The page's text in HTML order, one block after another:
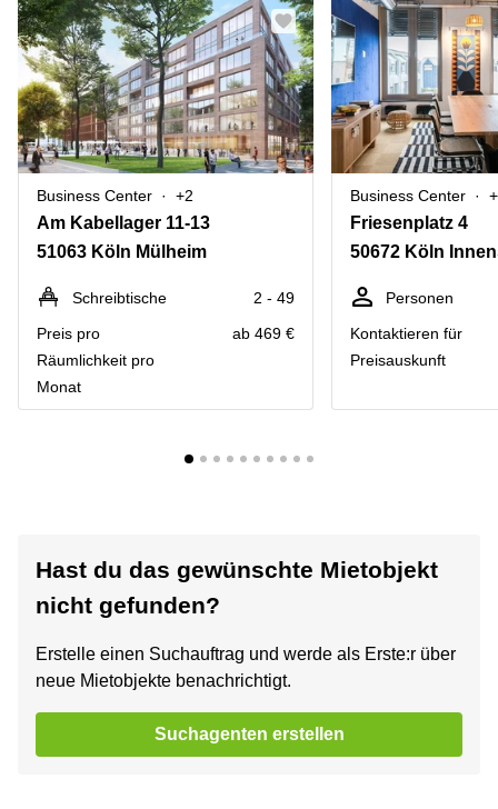
Business Center +2
Am Kabellager 11-13
51063 Köln Mülheim
Schreibtische
2 - 49
Preis pro
Räumlichkeit pro
Monat
ab 469 €
Business Center
Friesenplatz 4
50672 Köln
Personen
Kontaktieren für
Preisauskunft
Hast du das gewünschte Mietobjekt
nicht gefunden?
Erstelle einen Suchauftrag und werde als Erste:r über
neue Mietobjekte benachrichtigt.
Suchagenten erstellen